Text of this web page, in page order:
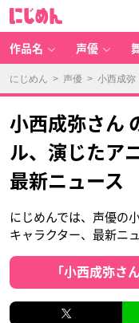
作品名 声優
にじめん > 声優 > 小西成弥
小西成弥さん
ル、演じたア
最新ニュース
にじめんでは、声優の
キャラクター、最新ニ
「小西成弥さ